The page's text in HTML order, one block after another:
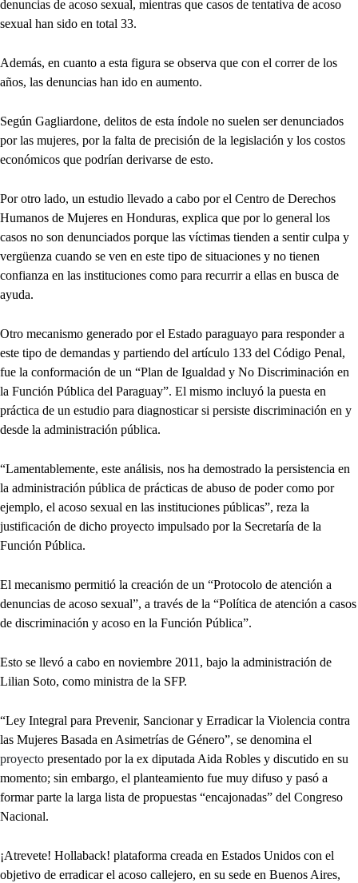
denuncias de acoso sexual, mientras que casos de tentativa de acoso
sexual han sido en total 33.
Además, en cuanto a esta figura se observa que con el correr de los
años, las denuncias han ido en aumento.
Según Gagliardone, delitos de esta índole no suelen ser denunciados
por las mujeres, por la falta de precisión de la legislación y los costos
económicos que podrían derivarse de esto.
Por otro lado, un estudio llevado a cabo por el Centro de Derechos
Humanos de Mujeres en Honduras, explica que por lo general los
casos no son denunciados porque las víctimas tienden a sentir culpa y
vergüenza cuando se ven en este tipo de situaciones y no tienen
confianza en las instituciones como para recurrir a ellas en busca de
ayuda.
Otro mecanismo generado por el Estado paraguayo para responder a
este tipo de demandas y partiendo del artículo 133 del Código Penal,
fue la conformación de un “Plan de Igualdad y No Discriminación en
la Función Pública del Paraguay”. El mismo incluyó la puesta en
práctica de un estudio para diagnosticar si persiste discriminación en y
desde la administración pública.
“Lamentablemente, este análisis, nos ha demostrado la persistencia en
la administración pública de prácticas de abuso de poder como por
ejemplo, el acoso sexual en las instituciones públicas”, reza la
justificación de dicho proyecto impulsado por la Secretaría de la
Función Pública.
El mecanismo permitió la creación de un “Protocolo de atención a
denuncias de acoso sexual”, a través de la “Política de atención a casos
de discriminación y acoso en la Función Pública”.
Esto se llevó a cabo en noviembre 2011, bajo la administración de
Lilian Soto, como ministra de la SFP.
“Ley Integral para Prevenir, Sancionar y Erradicar la Violencia contra
las Mujeres Basada en Asimetrías de Género”, se denomina el
proyecto presentado por la ex diputada Aida Robles y discutido en su
momento; sin embargo, el planteamiento fue muy difuso y pasó a
formar parte la larga lista de propuestas “encajonadas” del Congreso
Nacional.
¡Atrevete! Hollaback! plataforma creada en Estados Unidos con el
objetivo de erradicar el acoso callejero, en su sede en Buenos Aires,